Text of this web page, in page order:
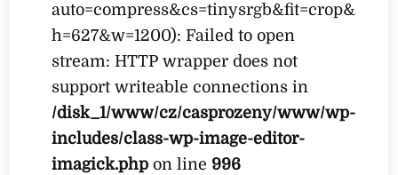
auto=compress&cs=tinysrgb&fit=crop&
h=627&w=1200): Failed to open
stream: HTTP wrapper does not
support writeable connections in
/disk_1/www/cz/casprozeny/www/wp-
includes/class-wp-image-editor-
imagick.php on line 996